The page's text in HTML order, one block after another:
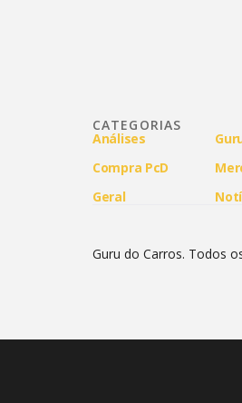
CATEGORIAS
Análises
Compra PcD
Geral
Guru do Carros. Todos